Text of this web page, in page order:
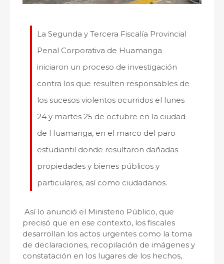
La Segunda y Tercera Fiscalía Provincial
Penal Corporativa de Huamanga
iniciaron un proceso de investigación
contra los que resulten responsables de
los sucesos violentos ocurridos el lunes
24 y martes 25 de octubre en la ciudad
de Huamanga, en el marco del paro
estudiantil donde resultaron dañadas
propiedades y bienes públicos y
particulares, así como ciudadanos.
Así lo anunció el Ministerio Público, que
precisó que en ese contexto, los fiscales
desarrollan los actos urgentes como la toma
de declaraciones, recopilación de imágenes y
constatación en los lugares de los hechos,